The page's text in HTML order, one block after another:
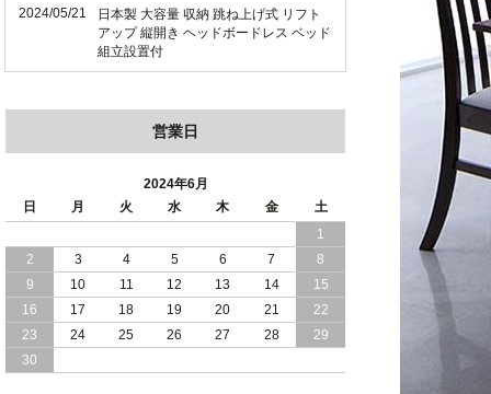
2024/05/21
日本製 大容量 収納 跳ね上げ式 リフト
アップ 縦開き ヘッドボードレス ベッド
組立設置付
ド 組立設置 付き
日本製 収納 跳ね上げ式 リフトアップ
ベッド 縦開き ヘッドボード 組立設置サ
ービス付き
2024/04/23
すのこ の 床板 簡単 軽い コンパクトな
大容量 収納 跳ね上げ式 ベッド
2024/03/28
おすすめ クイーン キング ワイドキング
サイズ で 通気性ある すのこ仕様 大容
営業日
2024年6月
日
月 火 水 木 金
土
1
2
3 4 5 6 7
8
9
10 11 12 13 14
15
16
17 18 19 20 21
22
23
24 25 26 27 28
29
30